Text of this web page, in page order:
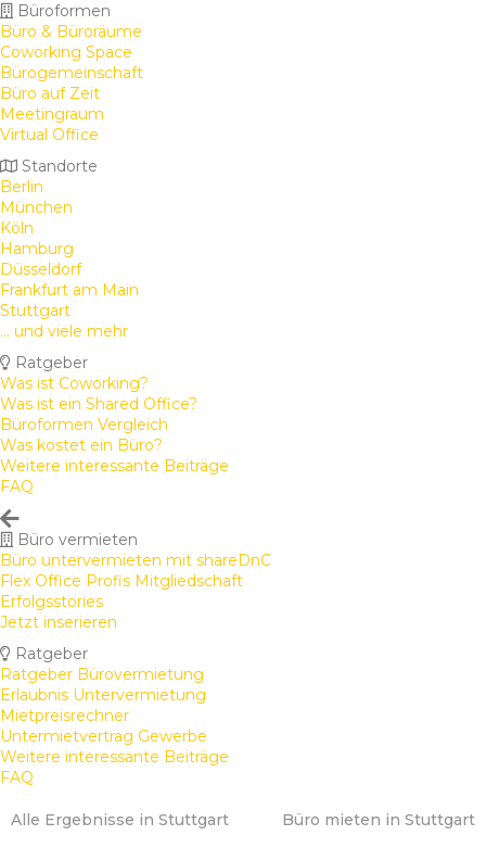
Büroformen
Büro & Büroräume
Coworking Space
Bürogemeinschaft
Büro auf Zeit
Meetingraum
Virtual Office
Standorte
Berlin
München
Köln
Hamburg
Düsseldorf
Frankfurt am Main
Stuttgart
... und viele mehr
Ratgeber
Was ist Coworking?
Was ist ein Shared Office?
Büroformen Vergleich
Was kostet ein Büro?
Weitere interessante Beiträge
FAQ
Büro vermieten
Büro untervermieten mit shareDnC
Flex Office Profis Mitgliedschaft
Erfolgsstories
Jetzt inserieren
Ratgeber
Ratgeber Bürovermietung
Erlaubnis Untervermietung
Mietpreisrechner
Untermietvertrag Gewerbe
Weitere interessante Beiträge
FAQ
Alle Ergebnisse in Stuttgart Büro mieten in Stuttgart